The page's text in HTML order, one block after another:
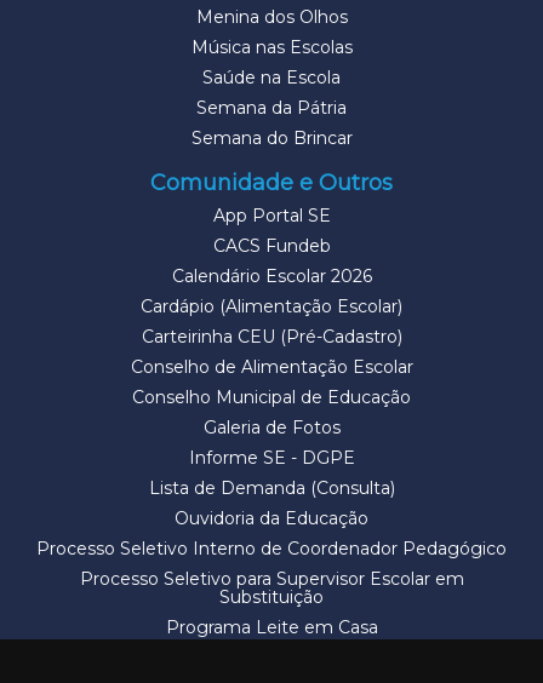
Menina dos Olhos
Música nas Escolas
Saúde na Escola
Semana da Pátria
Semana do Brincar
Comunidade e Outros
App Portal SE
CACS Fundeb
Calendário Escolar 2026
Cardápio (Alimentação Escolar)
Carteirinha CEU (Pré-Cadastro)
Conselho de Alimentação Escolar
Conselho Municipal de Educação
Galeria de Fotos
Informe SE - DGPE
Lista de Demanda (Consulta)
Ouvidoria da Educação
Processo Seletivo Interno de Coordenador Pedagógico
Processo Seletivo para Supervisor Escolar em
Substituição
Programa Leite em Casa